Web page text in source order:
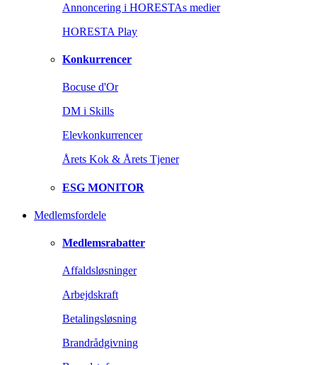
Annoncering i HORESTAs medier
HORESTA Play
Konkurrencer
Bocuse d'Or
DM i Skills
Elevkonkurrencer
Årets Kok & Årets Tjener
ESG MONITOR
Medlemsfordele
Medlemsrabatter
Affaldsløsninger
Arbejdskraft
Betalingsløsning
Brandrådgivning